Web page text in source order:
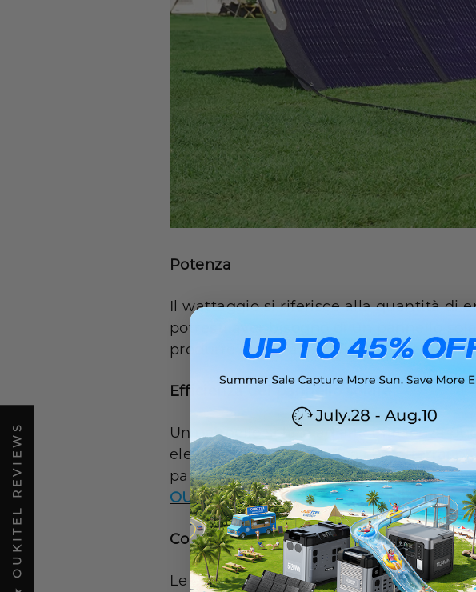
Potenza
Il wattaggio si riferisce alla quantità di
potresti aver bisogno di un pannello
produrre energia a sufficienza per
Efficienza del pannello solare
Un pannello solare ad alta efficienza
elettricità, il che significa che otterrai
pannelli ha un tasso di efficienza di
OUKITEL PV400presenta un tasso di
Come scegliere una batteria sicura per
Le batterie al piombo-acido, agli ioni di
★ OUKITEL REVIEWS